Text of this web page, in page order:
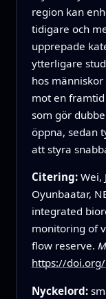
region kan
tidigare och
upprepade
ytterligare
hos
mot en
som gör
öppna, sedan
att styra
Citering: Wei,
Oyunbaatar,
integrated
monitoring of
flow reserve.
https://
Nyckelord: